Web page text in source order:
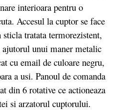
interioara pentru o
Accesul la cuptor se face
tratata termorezistent,
ajutorul unui maner metalic
cu email de culoare negru,
a usi. Panoul de comanda
din 6 rotative ce actioneaza
si arzatorul cuptorului.